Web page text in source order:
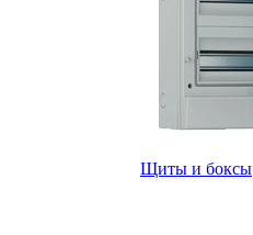
Щиты и боксы